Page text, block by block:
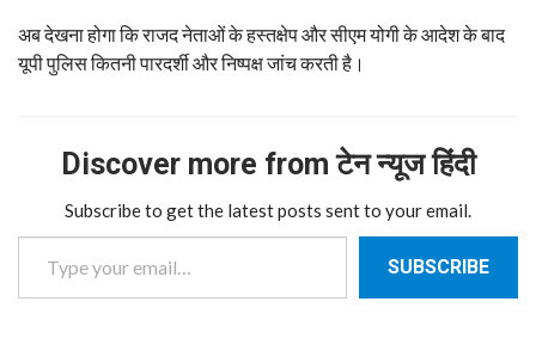
अब देखना होगा कि राजद नेताओं के हस्तक्षेप और सीएम योगी के आदेश के बाद
यूपी पुलिस कितनी पारदर्शी और निष्पक्ष जांच करती है।
Discover more from टेन न्यूज हिंदी
Subscribe to get the latest posts sent to your email.
Type your email…
SUBSCRIBE